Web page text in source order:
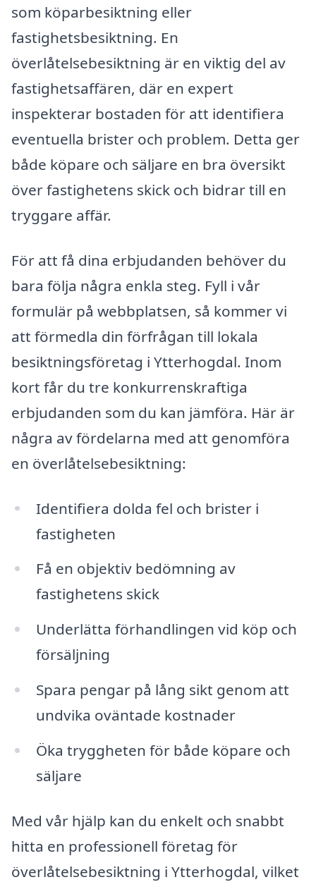
som köparbesiktning eller
fastighetsbesiktning. En
överlåtelsebesiktning är en viktig del av
fastighetsaffären, där en expert
inspekterar bostaden för att identifiera
eventuella brister och problem. Detta ger
både köpare och säljare en bra översikt
över fastighetens skick och bidrar till en
tryggare affär.
För att få dina erbjudanden behöver du
bara följa några enkla steg. Fyll i vår
formulär på webbplatsen, så kommer vi
att förmedla din förfrågan till lokala
besiktningsföretag i Ytterhogdal. Inom
kort får du tre konkurrenskraftiga
erbjudanden som du kan jämföra. Här är
några av fördelarna med att genomföra
en överlåtelsebesiktning:
Identifiera dolda fel och brister i
fastigheten
Få en objektiv bedömning av
fastighetens skick
Underlätta förhandlingen vid köp och
försäljning
Spara pengar på lång sikt genom att
undvika oväntade kostnader
Öka tryggheten för både köpare och
säljare
Med vår hjälp kan du enkelt och snabbt
hitta en professionell företag för
överlåtelsebesiktning i Ytterhogdal, vilket